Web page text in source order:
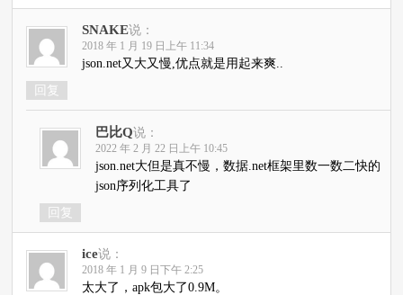
SNAKE说：
2018 年 1 月 19 日上午 11:34
json.net又大又慢,优点就是用起来爽..
回复
巴比Q说：
2022 年 2 月 22 日上午 10:45
json.net大但是真不慢，数据.net框架里数一数二快的
json序列化工具了
回复
ice说：
2018 年 1 月 9 日下午 2:25
太大了，apk包大了0.9M。